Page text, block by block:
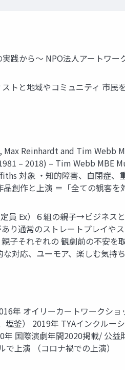
践から〜 NPO法人アートワ
トと地域やコミュニティ 市民
Reinhardt and Tim Webb
– 2018) – Tim Webb MBE
対象 ・知的障害、自閉症、
創作と上演 ＝「全ての観客
Ex）６組の親子→ビジネス
り通常のストレートプレイや
子それぞれの 観劇前の不安
対応、ユーモア、楽しむ気持
年 オイリーカートワークシ
釜） 2019年 TYAインクルー
国際演劇年間2020掲載/ 公益
上演 （コロナ禍での上演）